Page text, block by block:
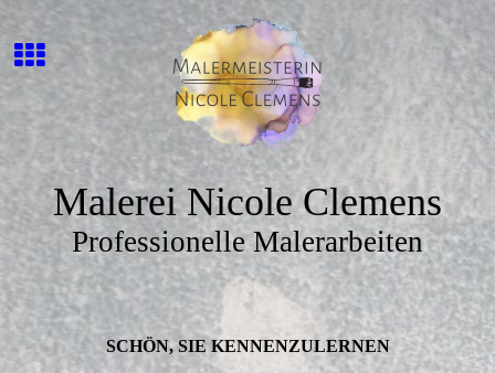
Malerei Nicole Clemens
Professionelle Malerarbeiten
SCHÖN, SIE KENNEN­ZU­LERNEN